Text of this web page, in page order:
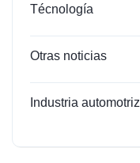
Técnología
Otras noticias
Industria automotriz